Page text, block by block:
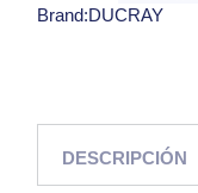
Brand:DUCRAY
DESCRIPCIÓN